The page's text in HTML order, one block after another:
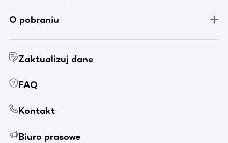
O pobraniu
Zaktualizuj dane
FAQ
Kontakt
Biuro prasowe